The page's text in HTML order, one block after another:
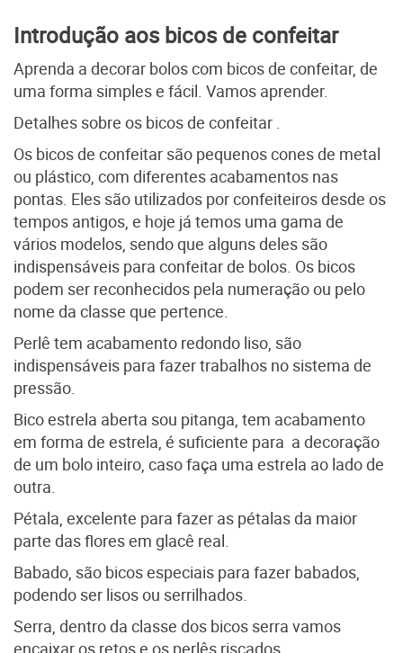
Introdução aos bicos de confeitar
Aprenda a decorar bolos com bicos de confeitar, de
uma forma simples e fácil. Vamos aprender.
Detalhes sobre os bicos de confeitar .
Os bicos de confeitar são pequenos cones de metal
ou plástico, com diferentes acabamentos nas
pontas. Eles são utilizados por confeiteiros desde os
tempos antigos, e hoje já temos uma gama de
vários modelos, sendo que alguns deles são
indispensáveis para confeitarde bolos. Os bicos
podem ser reconhecidos pela numeração ou pelo
nome da classe que pertence.
Perlê tem acabamento redondo liso, são
indispensáveis para fazer trabalhos no sistema de
pressão.
Bico estrela aberta sou pitanga, tem acabamento
em forma de estrela, é suficiente para a decoração
de um bolo inteiro, caso faça uma estrela ao lado de
outra.
Pétala, excelente para fazer as pétalas da maior
parte das flores em glacê real.
Babado, são bicos especiais para fazer babados,
podendo ser lisos ou serrilhados.
Serra, dentro da classe dos bicos serra vamos
encaixar os retos e os perlês riscados.